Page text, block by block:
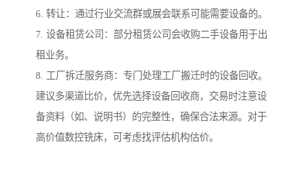
6. 转让：通过行业交流群或展会联系可能需要设备的。
7. 设备租赁公司：部分租赁公司会收购二手设备用于出
租业务。
8. 工厂拆迁服务商：专门处理工厂搬迁时的设备回收。
建议多渠道比价，优先选择设备回收商，交易时注意设
备资料（如、说明书）的完整性，确保合法来源。对于
高价值数控铣床，可考虑找评估机构估价。